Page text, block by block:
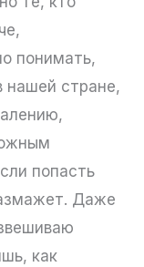
понимать,
нашей стране,
попасть
Даже
как